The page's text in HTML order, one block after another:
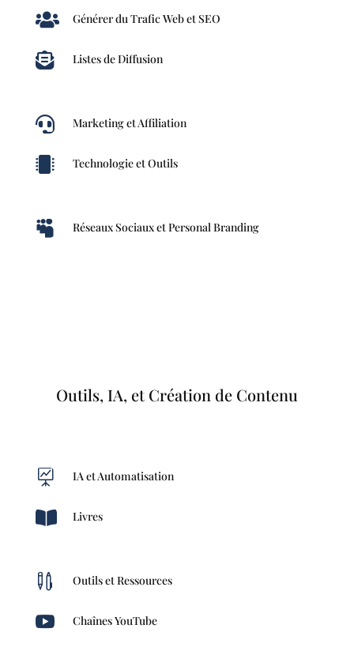
 Générer du Trafic Web et SEO
 Listes de Diffusion
 Marketing et Affiliation
 Technologie et Outils
 Réseaux Sociaux et Personal Branding
Outils, IA, et Création de Contenu
 IA et Automatisation
 Livres
 Outils et Ressources
 Chaînes YouTube